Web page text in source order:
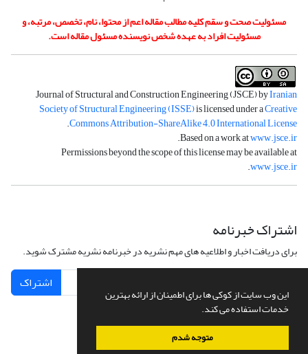
این وب سایت از کوکی ها برای اطمینان از ارائه بهترین
خدمات استفاده می کند.
متوجه شدم
مسئولیت صحت و سقم کلیه مطالب مقاله اعم از محتوا، نام، تخصص، مرتبه، و
مسئولیت افراد به عهده شخص نویسنده مسئول مقاله است.
Journal of Structural and Construction Engineering (JSCE) byIranian
Society of Structural Engineering (ISSE)is licensed under aCreative
Commons Attribution-ShareAlike 4.0 International License
.
Based on a work atwww.jsce.ir
.
Permissions beyond the scope of this license may be available at
www.jsce.ir
.
اشتراک خبرنامه
برای دریافت اخبار و اطلاعیه های مهم نشریه در خبرنامه نشریه مشترک شوید.
اشتراک
سامانه مدیریت نشریات علمی.طراحی و پیاده سازی ازسیناوب